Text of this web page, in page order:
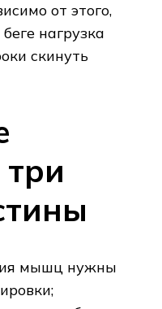
от этого,
нагрузка
скинуть
мышц нужны